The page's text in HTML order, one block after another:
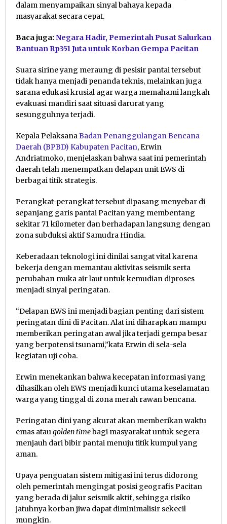
dalam menyampaikan sinyal bahaya kepada
masyarakat secara cepat.
Baca juga: Negara Hadir, Pemerintah Pusat Salurkan
Bantuan Rp351 Juta untuk Korban Gempa Pacitan
Suara sirine yang meraung di pesisir pantai tersebut
tidak hanya menjadi penanda teknis, melainkan juga
sarana edukasi krusial agar warga memahami langkah
evakuasi mandiri saat situasi darurat yang
sesungguhnya terjadi.
Kepala PelaksanaBadan Penanggulangan Bencana
Daerah (BPBD) Kabupaten Pacitan, Erwin
Andriatmoko, menjelaskan bahwa saat ini pemerintah
daerah telah menempatkan delapan unit EWS di
berbagai titik strategis.
Perangkat-perangkat tersebut dipasang menyebar di
sepanjang garis pantai Pacitan yang membentang
sekitar 71 kilometer dan berhadapan langsung dengan
zona subduksi aktif Samudra Hindia.
Keberadaan teknologi ini dinilai sangat vital karena
bekerja dengan memantau aktivitas seismik serta
perubahan muka air laut untuk kemudian diproses
menjadi sinyal peringatan.
“Delapan EWS ini menjadi bagian penting dari sistem
peringatan dini di Pacitan. Alat ini diharapkan mampu
memberikan peringatan awal jika terjadi gempa besar
yang berpotensi tsunami,”kata Erwin di sela-sela
kegiatan uji coba.
Erwin menekankan bahwa kecepatan informasi yang
dihasilkan oleh EWS menjadi kunci utama keselamatan
warga yang tinggal di zona merah rawan bencana.
Peringatan dini yang akurat akan memberikan waktu
emas ataugolden timebagi masyarakat untuk segera
menjauh dari bibir pantai menuju titik kumpul yang
aman.
Upaya penguatan sistem mitigasi ini terus didorong
oleh pemerintah mengingat posisi geografis Pacitan
yang berada di jalur seismik aktif, sehingga risiko
jatuhnya korban jiwa dapat diminimalisir sekecil
mungkin.